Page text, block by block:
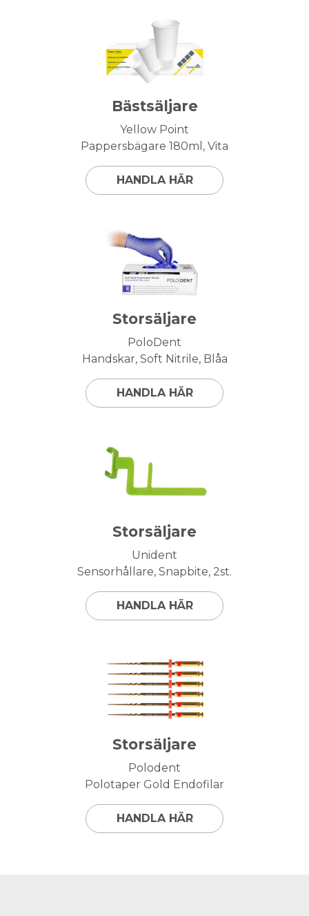
Bästsäljare
Yellow Point
Pappersbägare 180ml, Vita
HANDLA HÄR
Storsäljare
PoloDent
Handskar, Soft Nitrile, Blåa
HANDLA HÄR
Storsäljare
Unident
Sensorhållare, Snapbite, 2st.
HANDLA HÄR
Storsäljare
Polodent
Polotaper Gold Endofilar
HANDLA HÄR